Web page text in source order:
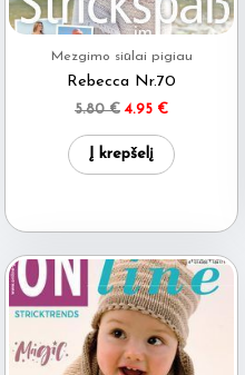
chosen
Mezgimo siūlai pigiau
Rebecca Nr.70
5.80€ Original
was:
5.80 €.
4.95 €Current
is:
4.95 €.
Į krepšelį